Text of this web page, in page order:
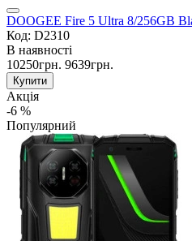
DOOGEE Fire 5 Ultra 8/256GB
Код: D2310
В наявності
10250грн. 9639грн.
Купити
Акція
-6 %
Популярний